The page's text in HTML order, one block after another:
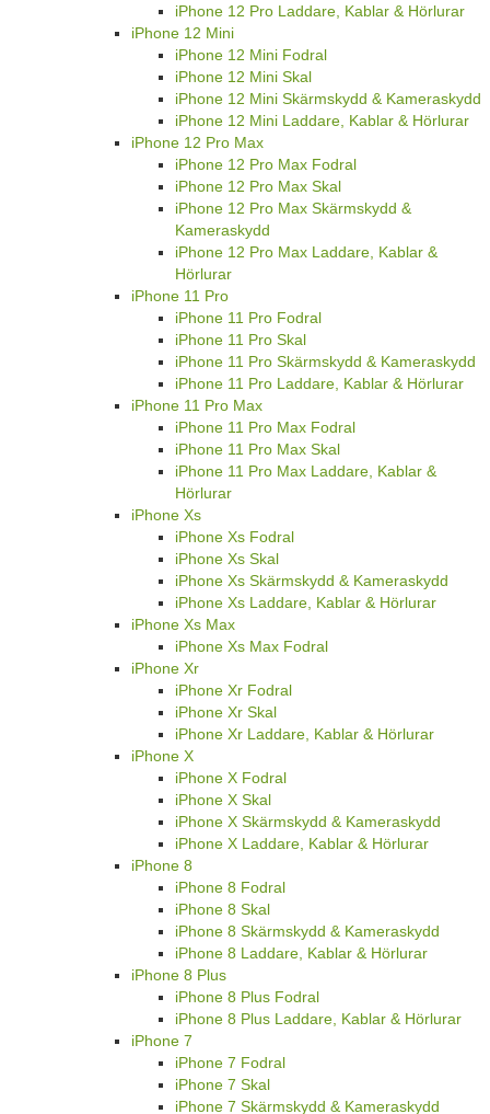
iPhone 12 Pro Laddare, Kablar & Hörlurar
iPhone 12 Mini
iPhone 12 Mini Fodral
iPhone 12 Mini Skal
iPhone 12 Mini Skärmskydd & Kameraskydd
iPhone 12 Mini Laddare, Kablar & Hörlurar
iPhone 12 Pro Max
iPhone 12 Pro Max Fodral
iPhone 12 Pro Max Skal
iPhone 12 Pro Max Skärmskydd &
Kameraskydd
iPhone 12 Pro Max Laddare, Kablar &
Hörlurar
iPhone 11 Pro
iPhone 11 Pro Fodral
iPhone 11 Pro Skal
iPhone 11 Pro Skärmskydd & Kameraskydd
iPhone 11 Pro Laddare, Kablar & Hörlurar
iPhone 11 Pro Max
iPhone 11 Pro Max Fodral
iPhone 11 Pro Max Skal
iPhone 11 Pro Max Laddare, Kablar &
Hörlurar
iPhone Xs
iPhone Xs Fodral
iPhone Xs Skal
iPhone Xs Skärmskydd & Kameraskydd
iPhone Xs Laddare, Kablar & Hörlurar
iPhone Xs Max
iPhone Xs Max Fodral
iPhone Xr
iPhone Xr Fodral
iPhone Xr Skal
iPhone Xr Laddare, Kablar & Hörlurar
iPhone X
iPhone X Fodral
iPhone X Skal
iPhone X Skärmskydd & Kameraskydd
iPhone X Laddare, Kablar & Hörlurar
iPhone 8
iPhone 8 Fodral
iPhone 8 Skal
iPhone 8 Skärmskydd & Kameraskydd
iPhone 8 Laddare, Kablar & Hörlurar
iPhone 8 Plus
iPhone 8 Plus Fodral
iPhone 8 Plus Laddare, Kablar & Hörlurar
iPhone 7
iPhone 7 Fodral
iPhone 7 Skal
iPhone 7 Skärmskydd & Kameraskydd